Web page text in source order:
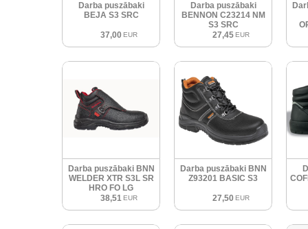
Darba puszābaki
BEJA S3 SRC
37,00 EUR
Darba puszābaki
BENNON C23214 NM
S3 SRC
27,45 EUR
Darba puszābaki BNN
WELDER XTR S3L SR
HRO FO LG
38,51 EUR
Darba puszābaki BNN
Z93201 BASIC S3
27,50 EUR